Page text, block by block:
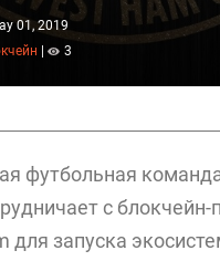
01, 2019
3
футбольная
с
для запуска